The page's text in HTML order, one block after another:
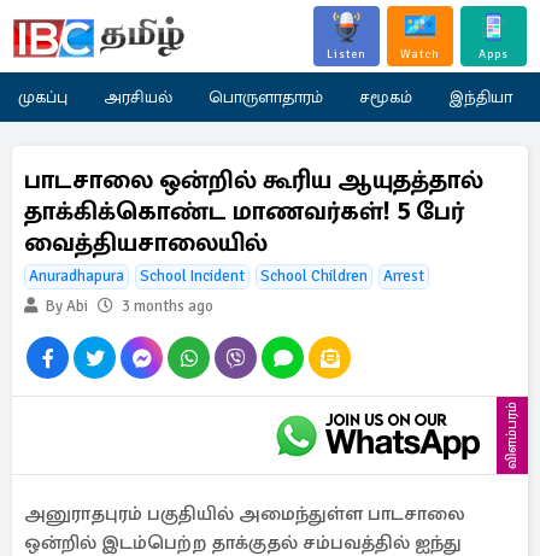
Listen Watch Apps
முகப்பு அரசியல் பொருளாதாரம் சமூகம் இந்தியா
பாடசாலை ஒன்றில் கூரிய ஆயுதத்தால்
தாக்கிக்கொண்ட மாணவர்கள்! 5 பேர்
வைத்தியசாலையில்
Anuradhapura School Incident School Children
Arrest
By Abi
3 months ago
விளம்பரம்
அனுராதபுரம் பகுதியில் அமைந்துள்ள பாடசாலை
ஒன்றில் இடம்பெற்ற தாக்குதல் சம்பவத்தில் ஐந்து